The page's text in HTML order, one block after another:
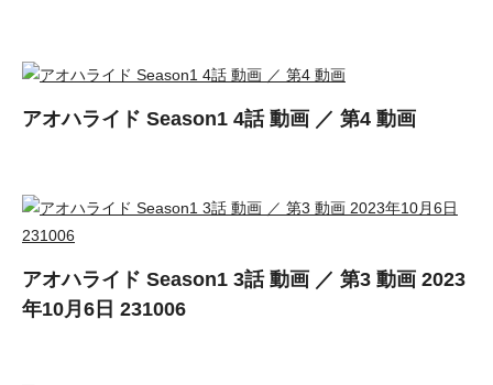
アオハライド Season1 4話 動画 ／ 第4 動画
アオハライド Season1 3話 動画 ／ 第3 動画 2023
年10月6日 231006